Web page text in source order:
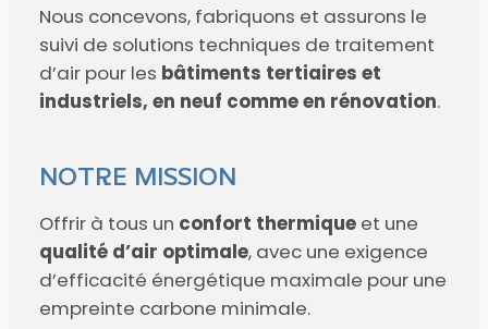
Nous concevons, fabriquons et assurons le
suivi de solutions techniques de traitement
d’air pour les bâtiments tertiaires et
industriels, en neuf comme en rénovation.
NOTRE MISSION
Offrir à tous un confort thermique et une
qualité d’air optimale, avec une exigence
d’efficacité énergétique maximale pour une
empreinte carbone minimale.